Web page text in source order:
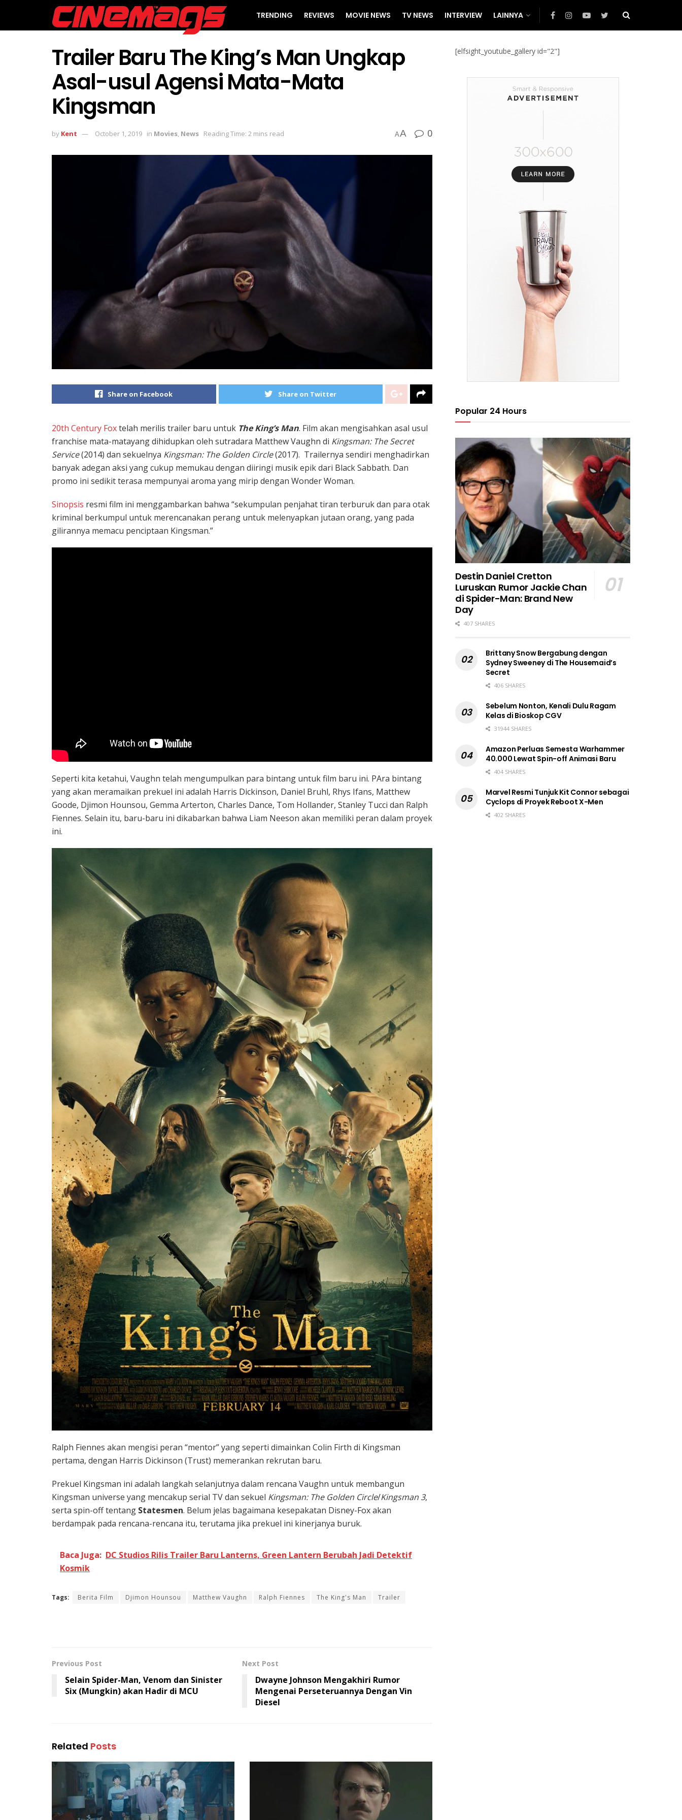
TRENDING REVIEWS MOVIE NEWS TV NEWS INTERVIEW LAINNYA
Trailer Baru The King’s Man Ungkap
Asal-usul Agensi Mata-Mata
Kingsman
by Kent October 1, 2019 in Movies, News Reading Time: 2 mins read AA 0
Share on Facebook Share on Twitter
20th Century Foxtelah merilis trailer baru untuk The King’s Man. Film akan mengisahkan asal usul
franchise mata-matayang dihidupkan oleh sutradara Matthew Vaughn di Kingsman: The Secret
Service(2014) dan sekuelnya Kingsman: The Golden Circle(2017). Trailernya sendiri menghadirkan
banyak adegan aksi yang cukup memukau dengan diiringi musik epik dari Black Sabbath. Dan
promo ini sedikit terasa mempunyai aroma yang mirip dengan Wonder Woman.
Sinopsis resmi film ini menggambarkan bahwa “sekumpulan penjahat tiran terburuk dan para otak
kriminal berkumpul untuk merencanakan perang untuk melenyapkan jutaan orang, yang pada
gilirannya memacu penciptaan Kingsman.”
Seperti kita ketahui, Vaughn telah mengumpulkan para bintang untuk film baru ini. PAra bintang
yang akan meramaikan prekuel ini adalah Harris Dickinson, Daniel Bruhl, Rhys Ifans, Matthew
Goode, Djimon Hounsou, Gemma Arterton, Charles Dance, Tom Hollander, Stanley Tucci dan Ralph
Fiennes. Selain itu, baru-baru ini dikabarkan bahwa Liam Neeson akan memiliki peran dalam proyek
ini.
Ralph Fiennes akan mengisi peran “mentor” yang seperti dimainkan Colin Firth di Kingsman
pertama, dengan Harris Dickinson (Trust) memerankan rekrutan baru.
Prekuel Kingsman ini adalah langkah selanjutnya dalam rencana Vaughn untuk membangun
Kingsman universe yang mencakup serial TV dan sekuel Kingsman: The Golden Circle/Kingsman 3,
serta spin-off tentang Statesmen. Belum jelas bagaimana kesepakatan Disney-Fox akan
berdampak pada rencana-rencana itu, terutama jika prekuel ini kinerjanya buruk.
Baca Juga: DC Studios Rilis Trailer Baru Lanterns, Green Lantern Berubah Jadi Detektif
Kosmik
Tags: Berita Film Djimon Hounsou Matthew Vaughn Ralph Fiennes The King's Man Trailer
Previous Post
Selain Spider-Man, Venom dan Sinister
Six (Mungkin) akan Hadir di MCU
Next Post
Dwayne Johnson Mengakhiri Rumor
Mengenai Perseteruannya Dengan Vin
Diesel
Related Posts
[elfsight_youtube_gallery id="2"]
Popular 24 Hours
Destin Daniel Cretton
Luruskan Rumor Jackie Chan
di Spider-Man: Brand New
Day
407 SHARES
Brittany Snow Bergabung dengan
Sydney Sweeney di The Housemaid’s
Secret
406 SHARES
Sebelum Nonton, Kenali Dulu Ragam
Kelas di Bioskop CGV
31944 SHARES
Amazon Perluas Semesta Warhammer
40.000 Lewat Spin-off Animasi Baru
404 SHARES
Marvel Resmi Tunjuk Kit Connor sebagai
Cyclops di Proyek Reboot X-Men
402 SHARES